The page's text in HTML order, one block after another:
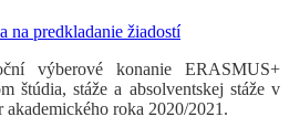
výberové konanie ERASMUS+
štúdia, stáže a absolventskej stáže v
akademického roka 2020/2021.